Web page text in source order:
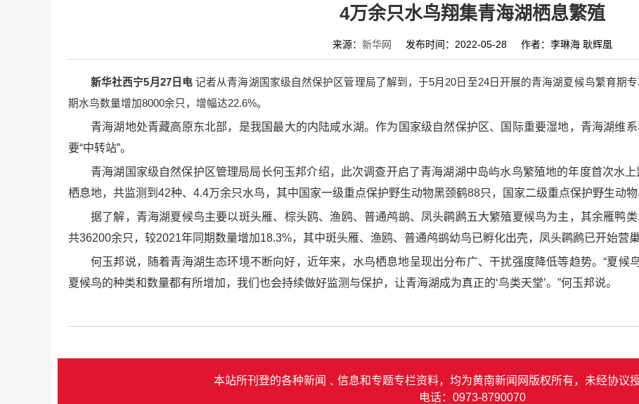
4万余只水鸟翔集青海湖栖息繁殖
来源： 新华网 发布时间：2022-05-28 作者：李琳海 耿辉凰
新华社西宁5月27日电记者从青海湖国家级自然保护区管理局了解到，于5月20日至24日开展的青海湖夏候鸟繁育期
期水鸟数量增加8000余只，增幅达22.6%。
青海湖地处青藏高原东北部，是我国最大的内陆咸水湖。作为国家级自然保护区、国际重要湿地，青海湖维
要“中转站”。
青海湖国家级自然保护区管理局局长何玉邦介绍，此次调查开启了青海湖湖中岛屿水鸟繁殖地的年度首次水
栖息地，共监测到42种、4.4万余只水鸟，其中国家一级重点保护野生动物黑颈鹤88只，国家二级重点保护野生动
据了解，青海湖夏候鸟主要以斑头雁、棕头鸥、渔鸥、普通鸬鹚、凤头䴙䴘五大繁殖夏候鸟为主，其余雁鸭
共36200余只，较2021年同期数量增加18.3%，其中斑头雁、渔鸥、普通鸬鹚幼鸟已孵化出壳，凤头䴙䴘已开始营
何玉邦说，随着青海湖生态环境不断向好，近年来，水鸟栖息地呈现出分布广、干扰强度降低等趋势。“夏候
夏候鸟的种类和数量都有所增加，我们也会持续做好监测与保护，让青海湖成为真正的‘鸟类天堂’。”何玉邦说。
本站所刊登的各种新闻﹑信息和专题专栏资料，均为黄南新闻网版权所有，未经协议
电话：0973-8790070